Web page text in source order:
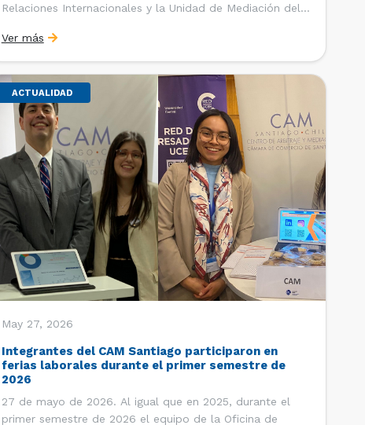
Relaciones Internacionales y la Unidad de Mediación del
Comercio de Santiago (CCS) han recibido la visita de
estudiantes de […]
Ver más
ACTUALIDAD
May 27, 2026
Integrantes del CAM Santiago participaron en
ferias laborales durante el primer semestre de
2026
27 de mayo de 2026. Al igual que en 2025, durante el
primer semestre de 2026 el equipo de la Oficina de